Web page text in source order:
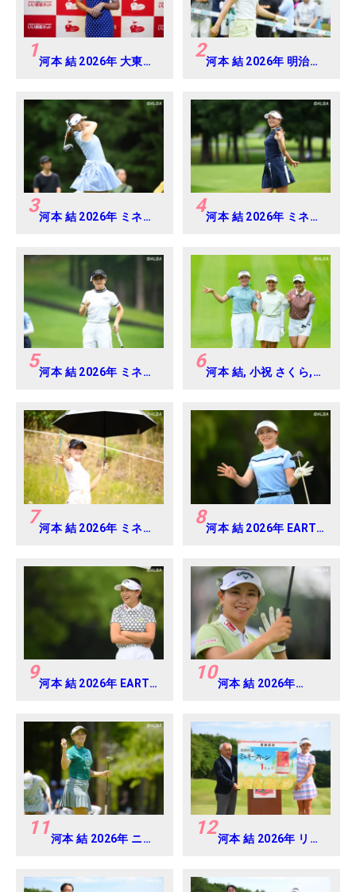
1河本 結 2026年 大東建
マ
2河本 結 2026年 明治安
3河本 結 2026年 ミネベ
4河本 結 2026年 ミネベ
5河本 結 2026年 ミネベ
6河本 結, 小祝 さくら,
Round4
7河本 結 2026年 ミネベ
8河本 結 2026年 EARTH
9河本 結 2026年 EARTH
10河本 結 2026年
11河本 結 2026年 ニチ
12河本 結 2026年 リゾ